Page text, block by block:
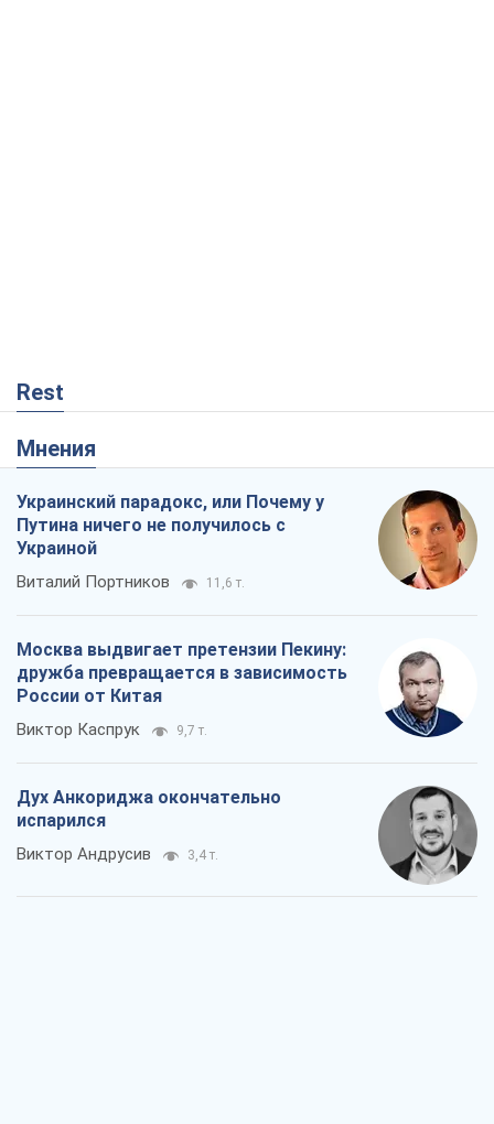
Rest
Мнения
Украинский парадокс, или Почему у
Путина ничего не получилось с
Украиной
Виталий Портников 11,6 т.
Москва выдвигает претензии Пекину:
дружба превращается в зависимость
России от Китая
Виктор Каспрук 9,7 т.
Дух Анкориджа окончательно
испарился
Виктор Андрусив 3,4 т.